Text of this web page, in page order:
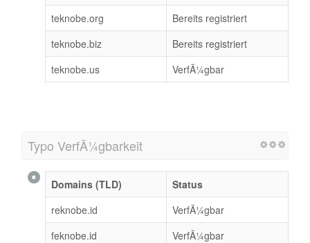
teknobe.org
Bereits registriert
teknobe.biz
Bereits registriert
teknobe.us
VerfÃ¼gbar
Typo VerfÃ¼gbarkeit
Domains (TLD)
Status
reknobe.id
VerfÃ¼gbar
feknobe.id
VerfÃ¼gbar